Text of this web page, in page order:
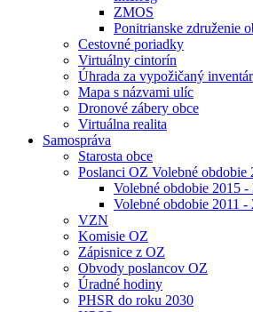
ZMOS
Ponitrianske združenie
Cestovné poriadky
Virtuálny cintorín
Úhrada za vypožičaný inventár
Mapa s názvami ulíc
Dronové zábery obce
Virtuálna realita
Samospráva
Starosta obce
Poslanci OZ Volebné obdobie
Volebné obdobie 2015 -
Volebné obdobie 2011 -
VZN
Komisie OZ
Zápisnice z OZ
Obvody poslancov OZ
Úradné hodiny
PHSR do roku 2030